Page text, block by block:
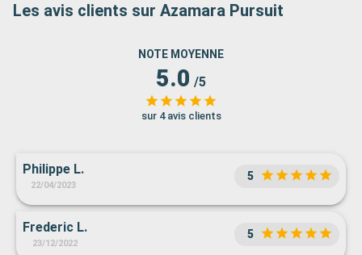
Les avis clients sur Azamara Pursuit
NOTE MOYENNE
5.0 /5
sur 4 avis clients
Philippe L.
22/04/2023
5
Frederic L.
23/12/2022
5